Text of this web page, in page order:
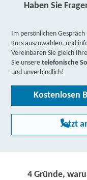
Bildungswerk der
(BWHW) |
Institut für
Wörthstraße 3,
DAA Deutsche
Haben Sie
Im persönlichen
Kurs auszuwählen, und
Vereinbaren Sie gleich
Sie unseretelefonische
und unverbindlich!
Kostenlosen
Jetzt
4 Gründe,